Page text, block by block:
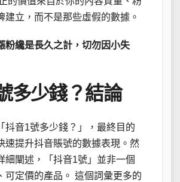
建立，而不是那些虛假的數據。
粉纔是長久之計，切勿因小失
多少錢？結論
抖音1號多少錢？」，最終目的
速提升抖音賬號的數據表現。然
細闡述，「抖音1號」並非一個
可定價的產品。 這個詞彙更多的